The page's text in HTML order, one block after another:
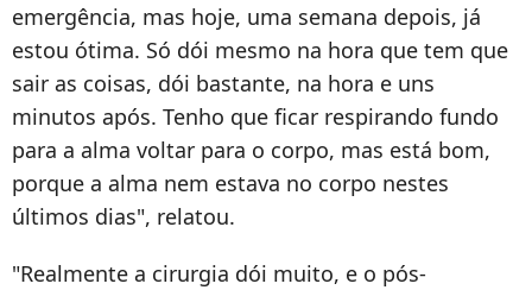
emergência, mas hoje, uma semana depois, já
estou ótima. Só dói mesmo na hora que tem que
sair as coisas, dói bastante, na hora e uns
minutos após. Tenho que ficar respirando fundo
para a alma voltar para o corpo, mas está bom,
porque a alma nem estava no corpo nestes
últimos dias", relatou.
"Realmente a cirurgia dói muito, e o pós-